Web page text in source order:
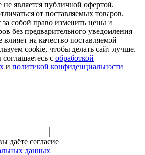
является публичной офертой.
от поставляемых товаров.
за собой право изменить цены и
без предварительного уведомления
влияет на качество поставляемой
cookie, чтобы делать сайт лучше.
с обработкой
и политикой конфиденциальности
даёте согласие
данных